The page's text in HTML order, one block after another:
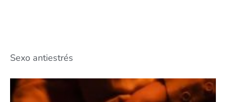
Sexo antiestrés